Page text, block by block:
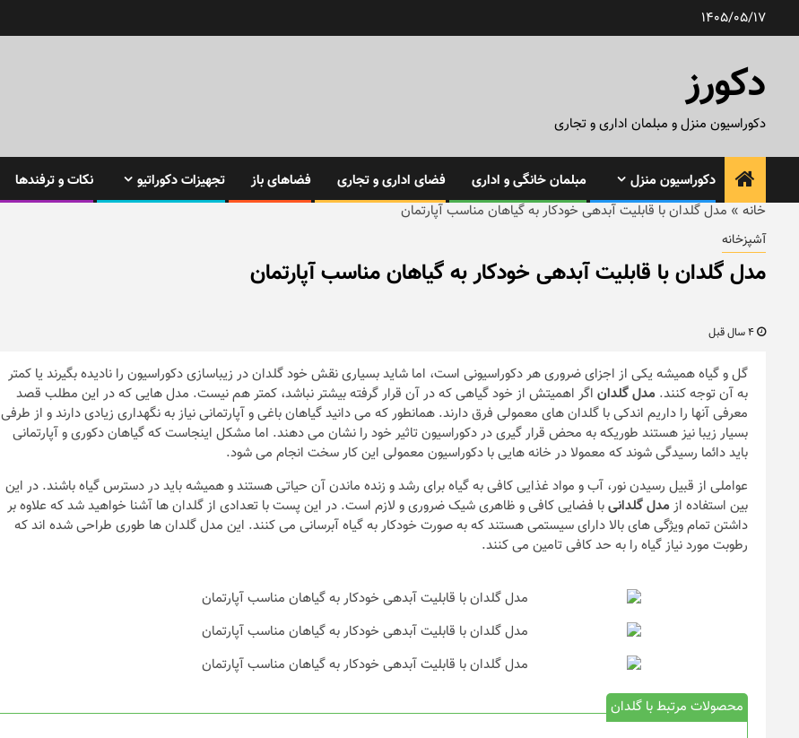
1405/05/17
دکورز
دکوراسیون منزل و مبلمان اداری و تجاری
دکوراسیون منزل مبلمان خانگی و اداری فضای اداری و تجاری فضاهای باز تجهیزات دکوراتیو
نکات و ترفندها
خانه » مدل گلدان با قابلیت آبدهی خودکار به گیاهان مناسب آپارتمان
آشپزخانه
مدل گلدان با قابلیت آبدهی خودکار به گیاهان مناسب آپارتمان
گل و گیاه همیشه یکی از اجزای ضروری هر دکوراسیونی است، اما شاید بسیاری نقش خود گلدان در زیباسازی دکوراسیون را نادیده بگیرند یا کمتر
به آن توجه کنند. مدل گلدان اگر اهمیتش از خود گیاهی که در آن قرار گرفته بیشتر نباشد، کمتر هم نیست. مدل هایی که در این مطلب قصد
معرفی آنها را داریم اندکی با گلدان های معمولی فرق دارند. همانطور که می دانید گیاهان باغی و آپارتمانی نیاز به نگهداری زیادی دارند و از طرفی
بسیار زیبا نیز هستند طوریکه به محض قرار گیری در دکوراسیون تاثیر خود را نشان می دهند. اما مشکل اینجاست که گیاهان دکوری و آپارتمانی
باید دائما رسیدگی شوند که معمولا در خانه هایی با دکوراسیون معمولی این کار سخت انجام می شود.
عواملی از قبیل رسیدن نور، آب و مواد غذایی کافی به گیاه برای رشد و زنده ماندن آن حیاتی هستند و همیشه باید در دسترس گیاه باشند. در این
بین استفاده ازمدل گلدانیبا فضایی کافی و ظاهری شیک ضروری و لازم است. در این پست با تعدادی از گلدان ها آشنا خواهید شد که علاوه بر
داشتن تمام ویژگی های بالا دارای سیستمی هستند که به صورت خودکار به گیاه آبرسانی می کنند. این مدل گلدان ها طوری طراحی شده اند که
رطوبت مورد نیاز گیاه را به حد کافی تامین می کنند.
محصولات مرتبط با گلدان
مدرن در خانه
نکات و ترفندها
دکوراسیون داخلی و
چیدمان خانه (جدیدترین
ایده‌ها و عکس‌ها)
نکات و ترفندها
چه رنگی برای اتاق کار
انتخاب کنیم؟